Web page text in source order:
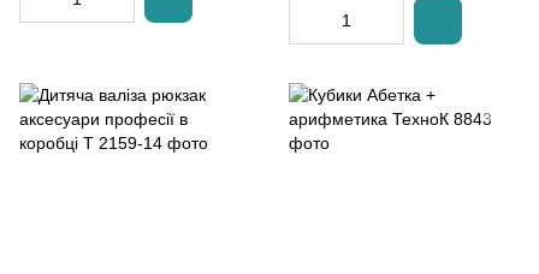
батарейках в коробці